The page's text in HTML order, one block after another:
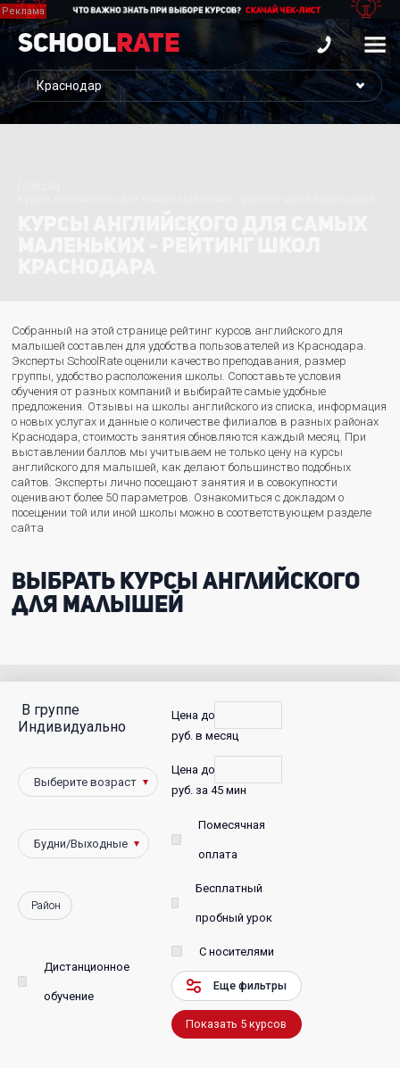
School Rate
Собранный на этой странице рейтинг курсов английского для
малышей составлен для удобства пользователей из Краснодара.
Эксперты SchoolRate оценили качество преподавания, размер
группы, удобство расположения школы. Сопоставьте условия
обучения от разных компаний и выбирайте самые удобные
предложения. Отзывы на школы английского из списка, информация
о новых услугах и данные о количестве филиалов в разных районах
Краснодара, стоимость занятия обновляются каждый месяц. При
выставлении баллов мы учитываем не только цену на курсы
английского для малышей, как делают большинство подобных
сайтов. Эксперты лично посещают занятия и в совокупности
оценивают более 50 параметров. Ознакомиться с докладом о
посещении той или иной школы можно в соответствующем разделе
сайта
Выбрать курсы английского
для малышей
В группе
Индивидуально
Район
Дистанционное
обучение
Цена до
руб. в месяц
Цена до
руб. за 45 мин
Помесячная
оплата
Бесплатный
пробный урок
С носителями
Еще фильтры
Показать 5курсов
С
Победители